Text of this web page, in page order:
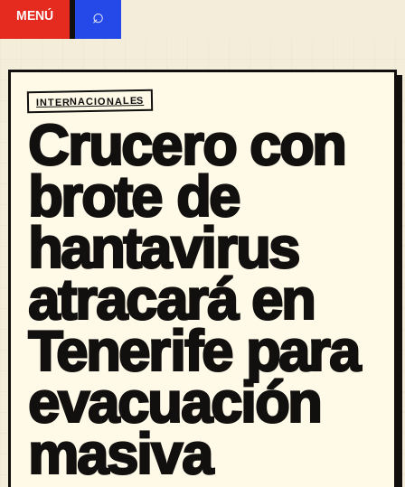
MENÚ ⌕
INTERNACIONALES
Crucero con
brote de
hantavirus
atracará en
Tenerife para
evacuación
masiva